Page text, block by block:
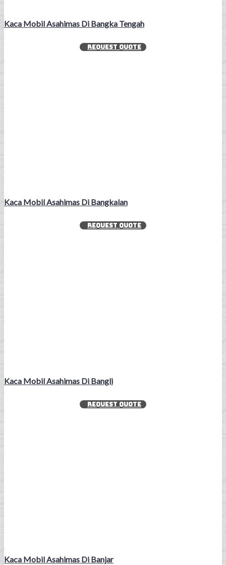
Kaca Mobil Asahimas Di Bangka Tengah
REQUEST QUOTE
Kaca Mobil Asahimas Di Bangkalan
REQUEST QUOTE
Kaca Mobil Asahimas Di Bangli
REQUEST QUOTE
Kaca Mobil Asahimas Di Banjar